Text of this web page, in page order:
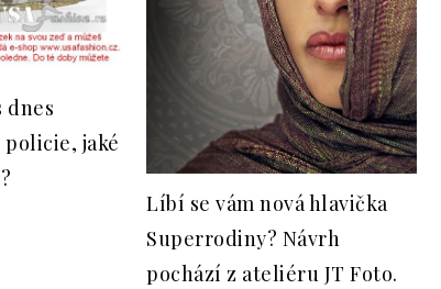
dnes
jaké
Líbí se vám nová hlavička
Superrodiny? Návrh
pochází z ateliéru JT Foto.